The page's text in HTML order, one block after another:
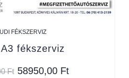
FÉKSZERVIZ
fékszerviz
Ft 58950,00 Ft